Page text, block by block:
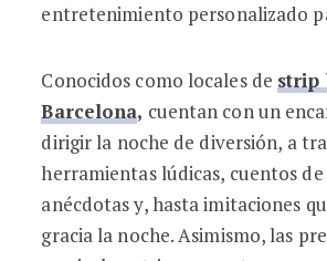
entretenimiento personalizado
Conocidos como locales de strip
Barcelona, cuentan con un
dirigir la noche de diversión, a
herramientas lúdicas, cuentos
anécdotas y, hasta imitaciones
gracia la noche. Asimismo, las